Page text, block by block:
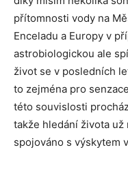
přítomnosti vody na
Enceladu a Europy v
astrobiologickou ale
život se v posledních
to zejména pro
této souvislosti
takže hledání života
spojováno s výskytem